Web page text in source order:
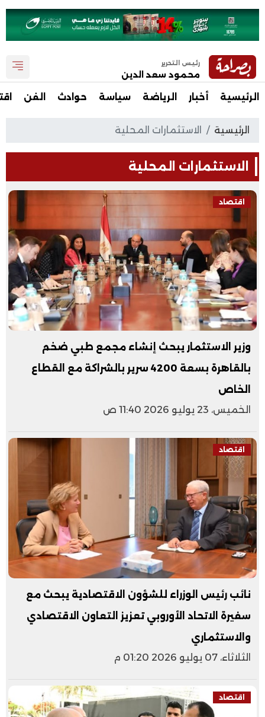
رئيس التحرير
محمود سعد الدين
الرئيسية أخبار الرياضة سياسة حوادث الفن
الرئيسية الاستثمارات المحلية
الاستثمارات المحلية
اقتصاد
وزير الاستثمار يبحث إنشاء مجمع طبي ضخم
بالقاهرة بسعة 4200 سرير بالشراكة مع القطاع
الخاص
الخميس، 23 يوليو 2026 11:40 ص
اقتصاد
نائب رئيس الوزراء للشؤون الاقتصادية يبحث مع
سفيرة الاتحاد الأوروبي تعزيز التعاون الاقتصادي
والاستثماري
الثلاثاء، 07 يوليو 2026 01:20 م
اقتصاد